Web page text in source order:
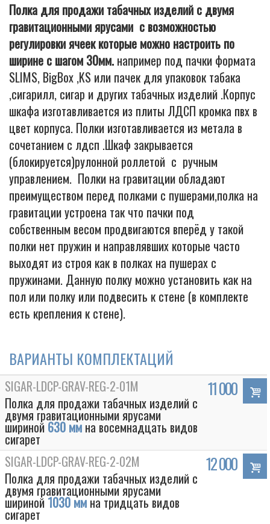
Полка для продажи табачных изделий с двумя
гравитационными ярусами с возможностью
регулировки ячеек которые можно настроить по
ширине с шагом 30мм. например под пачки формата
SLIMS, BigBox ,KS или пачек для упаковок табака
,сигарилл, сигар и других табачных изделий .Корпус
шкафа изготавливается из плиты ЛДСП кромка пвх в
цвет корпуса. Полки изготавливается из метала в
сочетанием с лдсп .Шкаф закрывается
(блокируется)рулонной роллетой с ручным
управлением. Полки на гравитации обладают
преимуществом перед полками с пушерами,полка на
гравитации устроена так что пачки под
собственным весом продвигаются вперёд у такой
полки нет пружин и направлявших которые часто
выходят из строя как в полках на пушерах с
пружинами. Данную полку можно установить как на
пол или полку или подвесить к стене (в комплекте
есть крепления к стене).
ВАРИАНТЫ КОМПЛЕКТАЦИЙ
SIGAR-LDCP-GRAV-REG-2-01M
Полка для продажи табачных изделий с
двумя гравитационными ярусами
шириной 630 мм на восемнадцать видов
сигарет
11 000
SIGAR-LDCP-GRAV-REG-2-02M
Полка для продажи табачных изделий с
двумя гравитационными ярусами
шириной 1030 мм на тридцать видов
сигарет
12 000